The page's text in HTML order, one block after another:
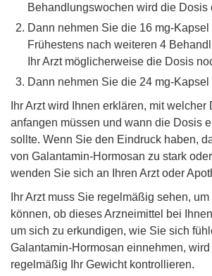
Behandlungswochen wird die Dosis
Dann nehmen Sie die 16 mg-
Frühestens nach weiteren 4
Ihr Arzt möglicherweise die Dosis
Dann nehmen Sie die 24 mg-
Ihr Arzt wird Ihnen erklären, mit welcher
anfangen müssen und wann die Dosis
sollte. Wenn Sie den Eindruck haben,
von Galantamin-Hormosan zu stark
wenden Sie sich an Ihren Arzt oder
Ihr Arzt muss Sie regelmäßig sehen,
können, ob dieses Arzneimittel bei
um sich zu erkundigen, wie Sie sich
Galantamin-Hormosan einnehmen, wird
regelmäßig Ihr Gewicht kontrollieren.